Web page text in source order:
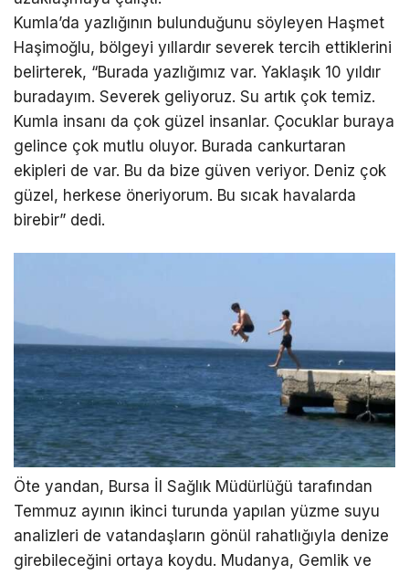
Kumla’da yazlığının bulunduğunu söyleyen Haşmet
Haşimoğlu, bölgeyi yıllardır severek tercih ettiklerini
belirterek, “Burada yazlığımız var. Yaklaşık 10 yıldır
buradayım. Severek geliyoruz. Su artık çok temiz.
Kumla insanı da çok güzel insanlar. Çocuklar buraya
gelince çok mutlu oluyor. Burada cankurtaran
ekipleri de var. Bu da bize güven veriyor. Deniz çok
güzel, herkese öneriyorum. Bu sıcak havalarda
birebir” dedi.
Öte yandan, Bursa İl Sağlık Müdürlüğü tarafından
Temmuz ayının ikinci turunda yapılan yüzme suyu
analizleri de vatandaşların gönül rahatlığıyla denize
girebileceğini ortaya koydu. Mudanya, Gemlik ve